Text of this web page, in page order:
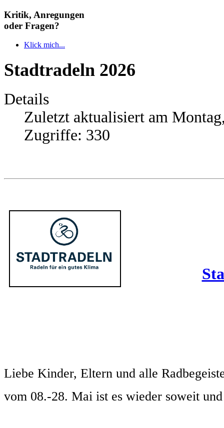
Kritik, Anregungen
oder Fragen?
Klick mich...
Stadtradeln 2026
Details
Zuletzt aktualisiert am
Zugriffe: 330
Liebe Kinder, Eltern und alle
vom 08.-28. Mai ist es wieder soweit